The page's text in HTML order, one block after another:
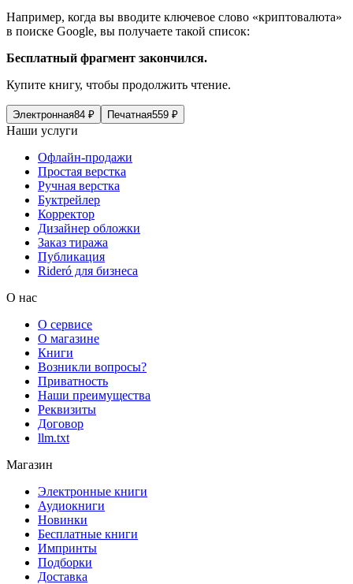
Например, когда вы вводите ключевое слово «криптовалюта»
в поиске Google, вы получаете такой список:
Бесплатный фрагмент закончился.
Купите книгу, чтобы продолжить чтение.
Электронная84 ₽ Печатная559 ₽
Наши услуги
Офлайн-продажи
Простая верстка
Ручная верстка
Буктрейлер
Корректор
Дизайнер обложки
Заказ тиража
Публикация
Rideró для бизнеса
О нас
О сервисе
О магазине
Книги
Возникли вопросы?
Приватность
Наши преимущества
Реквизиты
Договор
llm.txt
Магазин
Электронные книги
Аудиокниги
Новинки
Бесплатные книги
Импринты
Подборки
Доставка